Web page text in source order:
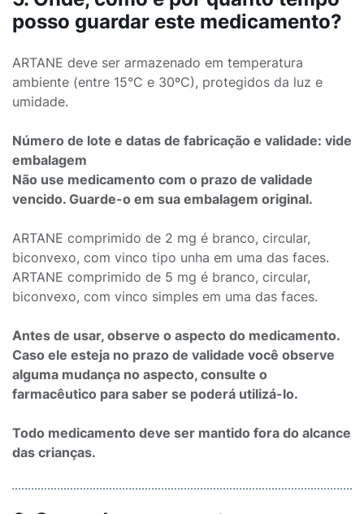
posso guardar este medicamento?
ARTANE deve ser armazenado em temperatura
ambiente (entre 15°C e 30ºC), protegidos da luz e
umidade.
Número de lote e datas de fabricação e validade: vide
embalagem
Não use medicamento com o prazo de validade
vencido. Guarde-o em sua embalagem original.
ARTANE comprimido de 2 mg é branco, circular,
biconvexo, com vinco tipo unha em uma das faces.
ARTANE comprimido de 5 mg é branco, circular,
biconvexo, com vinco simples em uma das faces.
Antes de usar, observe o aspecto do medicamento.
Caso ele esteja no prazo de validade você observe
alguma mudança no aspecto, consulte o
farmacêutico para saber se poderá utilizá-lo.
Todo medicamento deve ser mantido fora do alcance
das crianças.